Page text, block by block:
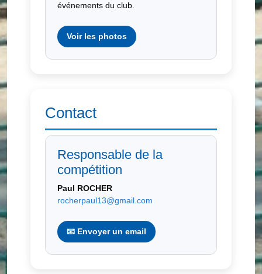
événements du club.
Voir les photos
Contact
Responsable de la
compétition
Paul ROCHER
rocherpaul13@gmail.com
📧 Envoyer un email